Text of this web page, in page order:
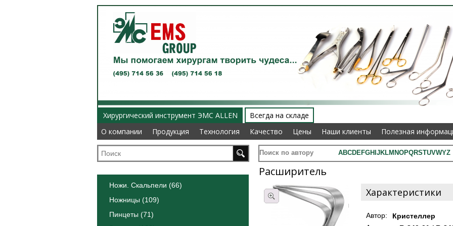
Хирургический инструмент ЭМС ALLEN
О компании
Продукция Технология Качество Цены Наши клиенты Полезная
Всегда на складе
О компании
Продукция Технология Качество Цены Наши клиенты Полезная
Поиск по автору ABCDEFGH JKLM NOPQRSTUVWYZ
Ножи. Скальпели (66)
Ножницы (109)
Пинцеты (71)
Расширитель
Характеристики
Автор:
Кристеллер